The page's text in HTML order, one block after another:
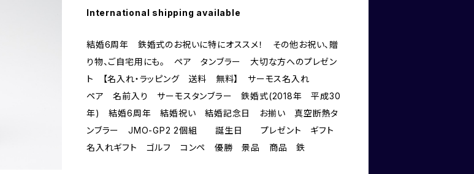
International shipping available
結婚6周年 鉄婚式のお祝いに特にオススメ！ その他お祝い、贈
り物、ご自宅用にも。 ペア タンブラー 大切な方へのプレゼン
ト 【名入れ・ラッピング 送料 無料】 サーモス名入れ
ペア 名前入り サーモスタンブラー 鉄婚式(2018年 平成30
年) 結婚6周年 結婚祝い 結婚記念日 お揃い 真空断熱タ
ンブラー JMO-GP2 2個組 誕生日 プレゼント ギフト
名入れギフト ゴルフ コンペ 優勝 景品 商品 鉄